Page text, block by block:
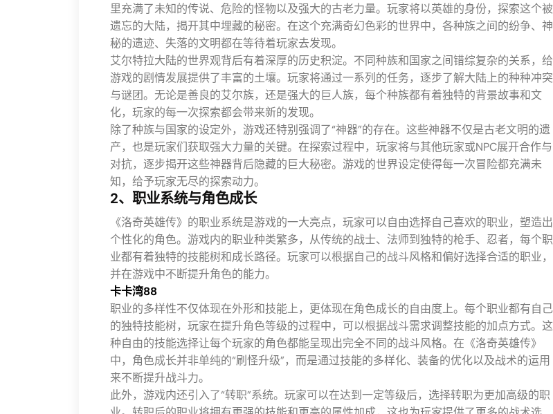
里充满了未知的传说、危险的怪物以及强大的古老力量。玩家将以英雄的身份，探索这个被
遗忘的大陆，揭开其中埋藏的秘密。在这个充满奇幻色彩的世界中，各种族之间的纷争、神
秘的遗迹、失落的文明都在等待着玩家去发现。
艾尔特拉大陆的世界观背后有着深厚的历史积淀。不同种族和国家之间错综复杂的关系，给
游戏的剧情发展提供了丰富的土壤。玩家将通过一系列的任务，逐步了解大陆上的种种冲突
与谜团。无论是善良的艾尔族，还是强大的巨人族，每个种族都有着独特的背景故事和文
化，玩家的每一次探索都会带来新的发现。
除了种族与国家的设定外，游戏还特别强调了“神器”的存在。这些神器不仅是古老文明的遗
产，也是玩家们获取强大力量的关键。在探索过程中，玩家将与其他玩家或NPC展开合作与
对抗，逐步揭开这些神器背后隐藏的巨大秘密。游戏的世界设定使得每一次冒险都充满未
知，给予玩家无尽的探索动力。
2、职业系统与角色成长
《洛奇英雄传》的职业系统是游戏的一大亮点，玩家可以自由选择自己喜欢的职业，塑造出
个性化的角色。游戏内的职业种类繁多，从传统的战士、法师到独特的枪手、忍者，每个职
业都有着独特的技能树和成长路径。玩家可以根据自己的战斗风格和偏好选择合适的职业，
并在游戏中不断提升角色的能力。
卡卡湾88
职业的多样性不仅体现在外形和技能上，更体现在角色成长的自由度上。每个职业都有自己
的独特技能树，玩家在提升角色等级的过程中，可以根据战斗需求调整技能的加点方式。这
种自由的技能选择让每个玩家的角色都能呈现出完全不同的战斗风格。在《洛奇英雄传》
中，角色成长并非单纯的“刷怪升级”，而是通过技能的多样化、装备的优化以及战术的运用
来不断提升战斗力。
此外，游戏内还引入了“转职”系统。玩家可以在达到一定等级后，选择转职为更加高级的职